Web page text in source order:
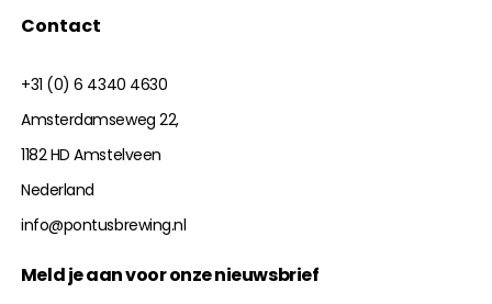
Contact
+31 (0) 6 4340 4630
Amsterdamseweg 22,
1182 HD Amstelveen
Nederland
info@pontusbrewing.nl
Meld je aan voor onze nieuwsbrief